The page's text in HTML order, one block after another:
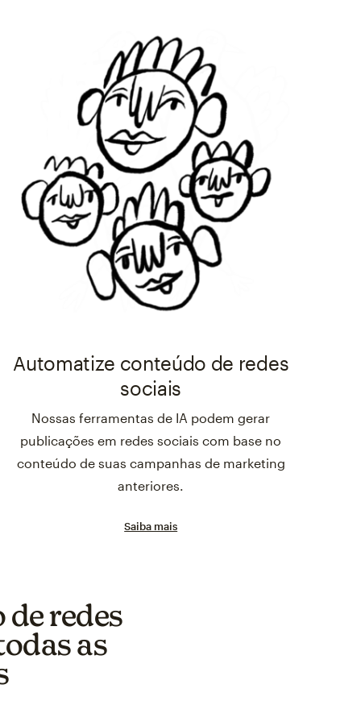
Automatize conteúdo de redes
sociais
Nossas ferramentas de IA podem gerar
publicações em redes sociais com base no
conteúdo de suas campanhas de marketing
anteriores.
Saiba mais
redes
as